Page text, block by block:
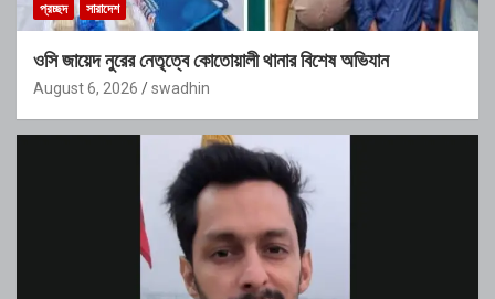
প্রচ্ছদ সারাদেশ
ওসি জায়েদ নুরের নেতৃত্বে কোতোয়ালী থানার বিশেষ অভিযান
August 6, 2026 swadhin